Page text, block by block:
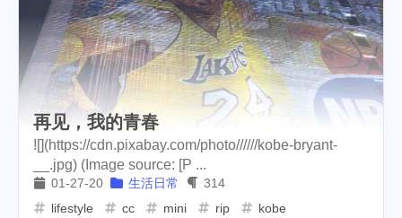
asphalt 1 driveway 1
tryout 1 dentist 1 travel 14
icpunk 1 rochester 1
firework 5 lifestyle 268 cc 107
mini 208 script
userauthority 2 solidity 7
再见，我的青春
![](https://cdn.pixabay.com/photo//////kobe-bryant-
__.jpg) (Image source: [P ...
01-27-20 生活日常
314
lifestyle
cc mini rip kobe